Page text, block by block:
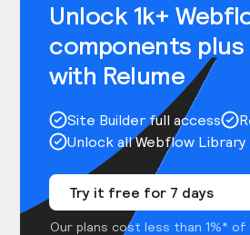
Unlock 1k+
components
with Relume
Site Builder full access
Unlock all Webflow Library
Try it free for 7 days
Our plans cost less than 1%*